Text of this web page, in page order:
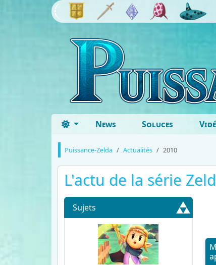
News Soluces
Puissance-Zelda Actualités 2010
L'actu de la série
Sujets